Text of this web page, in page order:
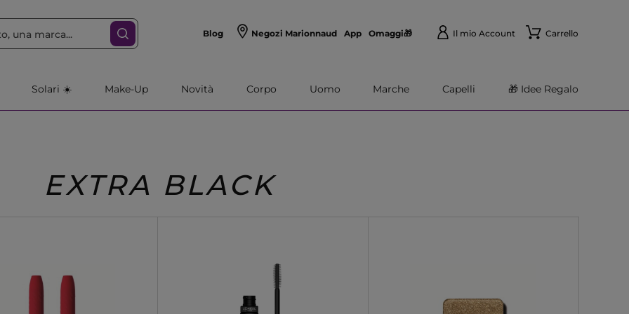
Blog Negozi Marionnaud App Omaggi🎁 Il mio Account Carrello
Solari ☀️ Make-Up Novità Corpo Uomo Marche Capelli 🎁 Idee Regalo
EXTRA BLACK